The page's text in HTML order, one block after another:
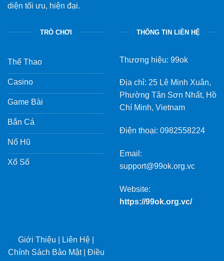
diện tối ưu, hiện đại.
TRÒ CHƠI
Thể Thao
Casino
Game Bài
Bắn Cá
Nổ Hũ
Xổ Số
THÔNG TIN LIÊN HỆ
Thương hiệu: 99ok
Địa chỉ: 25 Lê Minh Xuân,
Phường Tân Sơn Nhất, Hồ
Chí Minh, Vietnam
Điện thoại: 0982558224
Email:
support@99ok.org.vc
Website:
https://99ok.org.vc/
Giới Thiệu Liên Hệ
Chính Sách Bảo Mật| Điều